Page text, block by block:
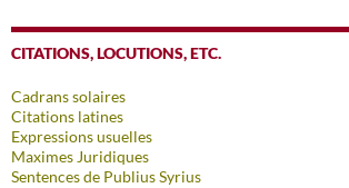
CITATIONS, LOCUTIONS, ETC.
Cadrans solaires
Citations latines
Expressions usuelles
Maximes Juridiques
Sentences de Publius Syrius